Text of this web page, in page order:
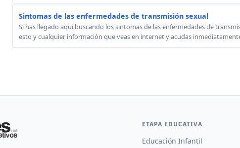
Sintomas de las enfermedades de transmisión sexual
Si has llegado aquí buscando los sintomas de las enfermedades de
esto y cualquier información que veas en internet y acudas
ETAPA EDUCATIVA
Educación Infantil